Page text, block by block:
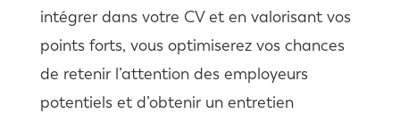
intégrer dans votre CV et en valorisant vos
points forts, vous optimiserez vos chances
de retenir l’attention des employeurs
potentiels et d’obtenir un entretien